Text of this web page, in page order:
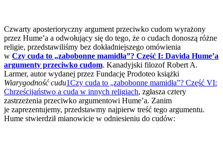
Czwarty aposterioryczny argument przeciwko cudom wyrażony
przez Hume’a a odwołujący się do tego, że o cudach donoszą różne
religie, przedstawiliśmy bez dokładniejszego omówienia
w Czy cuda to „zabobonne mamidła”? Część I: Davida Hume’a
argumenty przeciwko cudom. Kanadyjski filozof Robert A.
Larmer, autor wydanej przez Fundację Prodoteo książki
Wiarygodność cudu1Czy cuda to „zabobonne mamidła”? Część VI:
Chrześcijaństwo a cuda w innych religiach, zgłasza cztery
zastrzeżenia przeciwko argumentowi Hume’a. Zanim
je zaprezentujemy, przedstawmy najpierw treść tego argumentu.
Hume stwierdził mianowicie w odniesieniu do cudów: